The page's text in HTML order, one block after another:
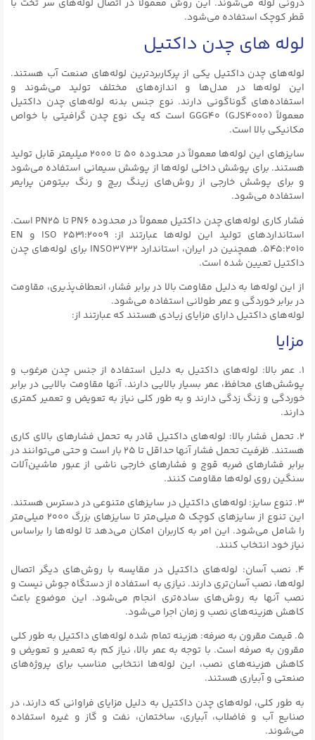
درونی لوله می‌شوند. این روش معمولاً در اتصال لوله‌های سر تخت با
قطر کوچک استفاده می‌شود.
لوله های چدن داکتیل
لوله‌های چدن داکتیل یکی از پرکاربردترین لوله‌های صنعت آب هستند.
این لوله‌ها در مدل‌ها و اندازه‌های مختلف تولید می‌شوند و
استفاده‌های گوناگونی دارند. نوع جنس بدنه لوله‌های چدن داکتیل
معمولاً GGG40 (GJS4000) است که یک نوع چدن گرافیتی با خواص
مکانیکی بالا است.
سایزهای این لوله‌ها معمولاً در محدوده ۵۰ تا ۲۰۰۰ میلیمتر قابل تولید
هستند. برای پوشش داخلی لوله‌ها از پوشش سیمانی استفاده می‌شود
و برای پوشش خارجی از روش‌های زینگ ریچ و رنگ بیتومن پرایمر
استفاده می‌شود.
فشار کاری لوله‌های چدن داکتیل معمولاً در محدوده PN6 تا PN25 است.
استانداردهای تولید این لوله‌ها عبارتند از: ISO ۲۵۳۱:۲۰۰۹ و EN
۵۴۵:۲۰۱۰. همچنین در ایران، استاندارد INSO3732 برای لوله‌های چدن
داکتیل تعیین شده است.
از این لوله‌ها به دلیل مقاومت بالا در برابر فشار، انعطاف‌پذیری، مقاومت
در برابر خوردگی و عمر طولانی استفاده می‌شود.
لوله‌های داکتیل دارای مزایای زیادی هستند که عبارتند از:
مزایا
۱. عمر بالا: لوله‌های داکتیل به دلیل استفاده از جنس چدن مرغوب و
پوشش‌های محافظ، عمر بسیار بالایی دارند. آنها مقاومت بالایی در برابر
خوردگی و زنگ زدگی دارند و به طور کلی نیاز به تعویض و تعمیر کمتری
دارند.
۲. تحمل فشار بالا: لوله‌های داکتیل قادر به تحمل فشارهای بالای کاری
هستند. ظرفیت تحمل فشار آنها حداقل تا ۲۵ بار است و حتی می‌توانند در
برابر فشارهای ضربه قوچ و فشارهای خارجی ناشی از عبور ماشین‌آلات
سنگین روی لوله‌ها مقاومت کنند.
۳. تنوع سایز: لوله‌های داکتیل در سایزهای متنوعی در دسترس هستند.
این تنوع از سایز‌های کوچک ۵ میلی‌متر تا سایزهای بزرگ ۲۰۰۰ میلی‌متر
را شامل می‌شود. این امر به کاربران امکان می‌دهد تا لوله‌ها را براساس
نیاز خود انتخاب کنند.
۴. نصب آسان: لوله‌های داکتیل در مقایسه با روش‌های دیگر اتصال
لوله‌ها، نصب آسان‌تری دارند. نیازی به استفاده از دستگاه جوش نیست و
نصب آنها به روش‌های ساده‌تری انجام می‌شود. این موضوع باعث
کاهش هزینه‌های نصب و زمان اجرا می‌شود.
۵. قیمت مقرون به صرفه: هزینه تمام شده لوله‌های داکتیل به طور کلی
مقرون به صرفه است. با توجه به عمر بالا، نیاز کم به تعمیر و تعویض و
کاهش هزینه‌های نصب، این لوله‌ها انتخابی مناسب برای پروژه‌های
صنعتی و آبیاری هستند.
به طور کلی، لوله‌های چدن داکتیل به دلیل مزایای فراوانی که دارند، در
صنایع آب و فاضلاب، آبیاری، ساختمان، نفت و گاز و غیره استفاده
می‌شوند.